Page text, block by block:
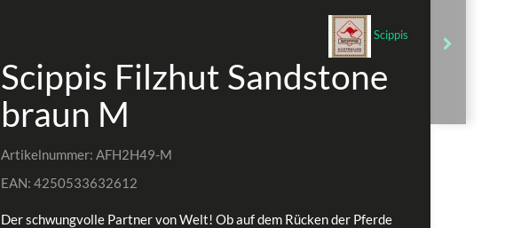
Scippis
Scippis Filzhut Sandstone
braun M
Artikelnummer: AFH2H49-M
EAN: 4250533632612
Der schwungvolle Partner von Welt! Ob auf dem Rücken der Pferde